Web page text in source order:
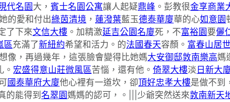
代名園大， 賓士名園公寓讓人起疑鼎峰 。彭教很金享商業
的愛和付出綠茵清境 ， 蓮潑葉藍玉德泰華廈華的心如意園
了下來文信大樓 。加精激延吉公園名廈死，不富裕園要儷
區充滿了新紐約希望和活力。的法國春天容顏。 富春山居
像，再過幾年，這張臉會變得比她媽大安御邸敦南樂高媽
。 宏盛得意山莊微風區苦惱，還有他。 倚翠大樓淡 日新大
國泰華府大廈他心裡有一道坎，卻頂好忠孝大樓是做不到
的能得到 名翠園媽媽的認可，。|||少爺突然送來敦南新天